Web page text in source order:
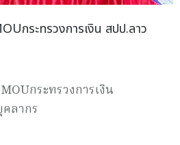
กระทรวงการเงิน สปป.ลาว
กระทรวงการเงิน
ลากร